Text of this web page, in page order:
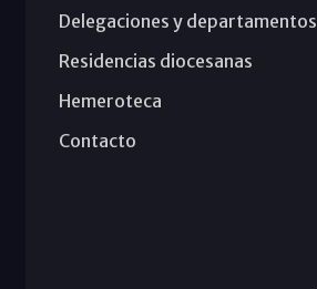
Delegaciones y departamentos
Residencias diocesanas
Hemeroteca
Contacto